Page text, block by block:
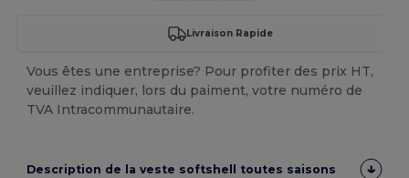
Livraison Rapide
Vous êtes une entreprise? Pour profiter des prix HT,
veuillez indiquer, lors du paiment, votre numéro de
TVA Intracommunautaire.
Description de la veste softshell toutes saisons